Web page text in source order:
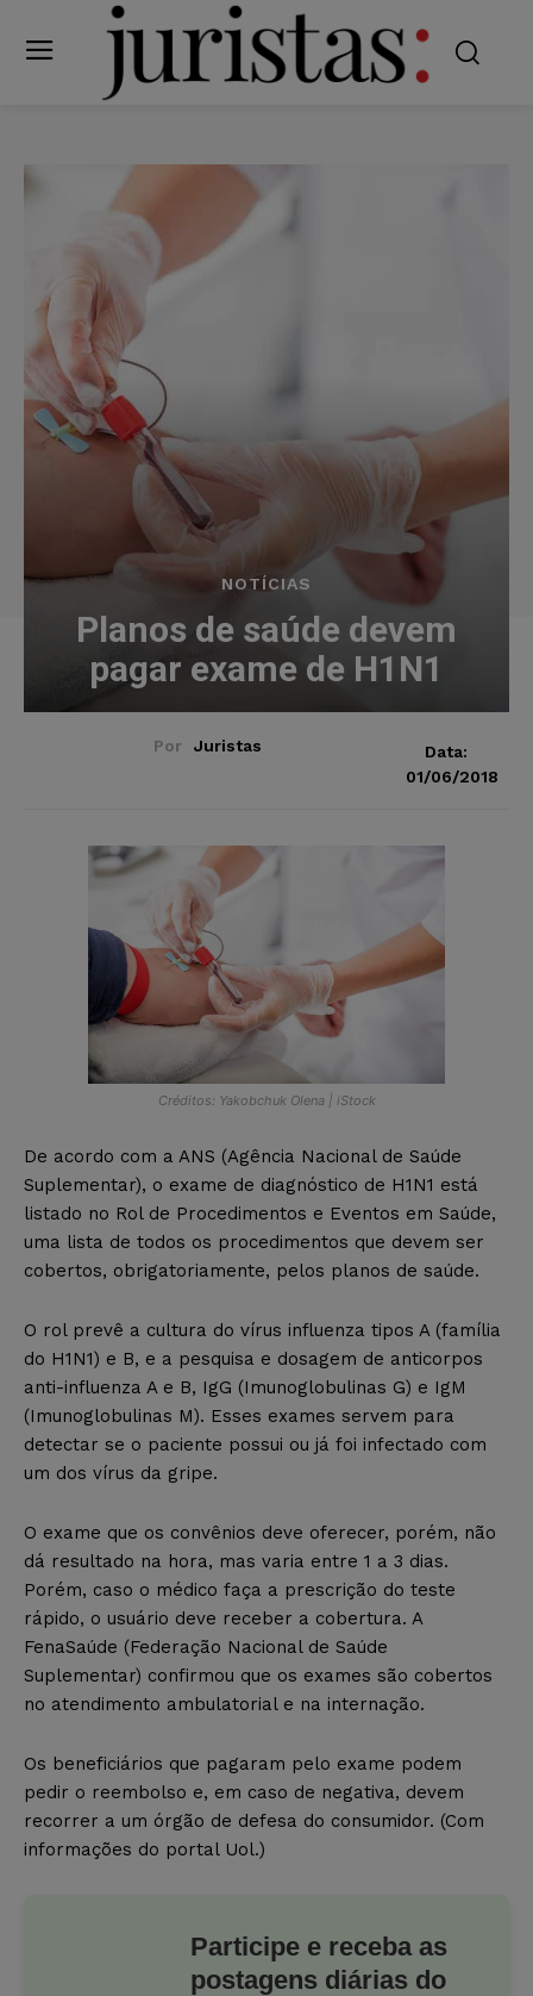
NOTÍCIAS
Planos de saúde devem
pagar exame de H1N1
Por Juristas
Data:
01/06/2018
Créditos: Yakobchuk Olena | iStock
De acordo com a ANS (Agência Nacional de Saúde
Suplementar), o exame de diagnóstico de H1N1 está
listado no Rol de Procedimentos e Eventos em Saúde,
uma lista de todos os procedimentos que devem ser
cobertos, obrigatoriamente, pelos planos de saúde.
O rol prevê a cultura do vírus influenza tipos A (família
do H1N1) e B, e a pesquisa e dosagem de anticorpos
anti-influenza A e B, IgG (Imunoglobulinas G) e IgM
(Imunoglobulinas M). Esses exames servem para
detectar se o paciente possui ou já foi infectado com
um dos vírus da gripe.
O exame que os convênios deve oferecer, porém, não
dá resultado na hora, mas varia entre 1 a 3 dias.
Porém, caso o médico faça a prescrição do teste
rápido, o usuário deve receber a cobertura. A
FenaSaúde (Federação Nacional de Saúde
Suplementar) confirmou que os exames são cobertos
no atendimento ambulatorial e na internação.
Os beneficiários que pagaram pelo exame podem
pedir o reembolso e, em caso de negativa, devem
recorrer a um órgão de defesa do consumidor. (Com
informações do portal Uol.)
Participe e receba as
postagens diárias do